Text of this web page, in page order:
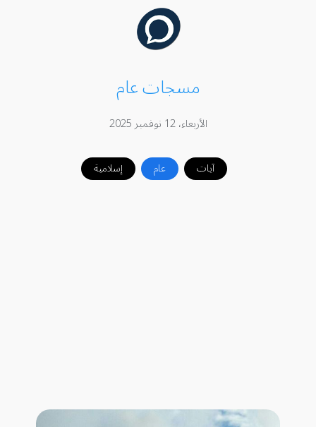
مسجات عام
الأربعاء، 12 نوفمبر 2025
آيات عام إسلامية